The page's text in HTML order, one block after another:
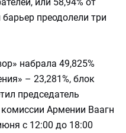
преодолели три
набрала 49,825%
– 23,281%, блок
председатель
Армении Ваагн
с 12:00 до 18:00